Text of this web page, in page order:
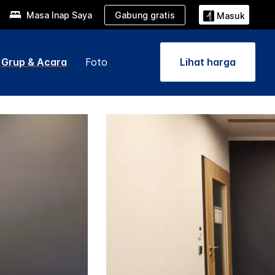
Masa Inap Saya Gabung gratis Masuk
Grup & Acara Foto Lihat harga